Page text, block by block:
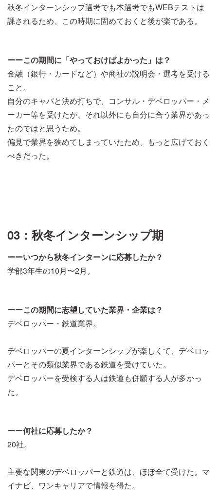
秋冬インターンシップ選考でも本選考でもWEBテストは
課されるため、この時期に固めておくと後が楽である。
ーーこの期間に「やっておけばよかった」は？
金融（銀行・カードなど）や商社の説明会・選考を受ける
こと。
自分のキャパと決め打ちで、コンサル・デベロッパー・メ
ーカー等を受けたが、それ以外にも自分に合う業界があっ
たのではと思うため。
偏見で業界を狭めてしまっていたため、もっと広げておく
べきだった。
03：秋冬インターンシップ期
ーーいつから秋冬インターンに応募したか？
学部3年生の10月〜2月。
ーーこの期間に志望していた業界・企業は？
デベロッパー・鉄道業界。
デベロッパーの夏インターンシップが楽しくて、デベロッ
パーとその類似業界である鉄道を受けていた。
デベロッパーを受検する人は鉄道も併願する人が多かっ
た。
ーー何社に応募したか？
20社。
主要な関東のデベロッパーと鉄道は、ほぼ全て受けた。マ
イナビ、ワンキャリアで情報を得た。